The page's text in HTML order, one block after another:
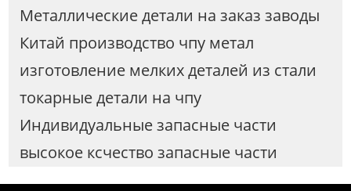
Металлические детали на заказ заводы
Китай производство чпу метал
изготовление мелких деталей из стали
токарные детали на чпу
Индивидуальные запасные части
высокое ксчество запасные части